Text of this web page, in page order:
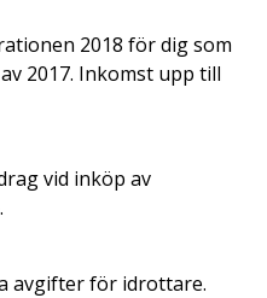
2018 för dig som
2017. Inkomst upp till
vid inköp av
avgifter för idrottare.